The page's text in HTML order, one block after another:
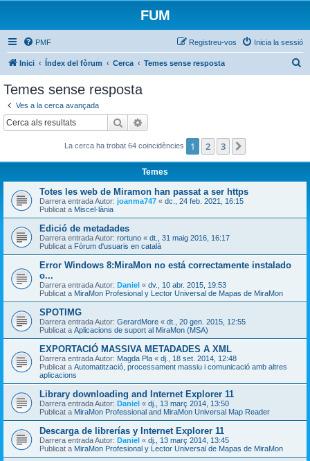
FUM
PMF Inicia la sessió
Registreu-vos
Inici Índex del fòrum Cerca Temes sense resposta
Temes sense resposta
Ves a la cerca avançada
Cerca
La cerca ha trobat 64 coincidències 1 2 3
Temes
Totes les web de Miramon han passat a ser https
Darrera entrada Autor: joanma747 « dc., 24 feb. 2021, 16:15
Publicat a Miscel·lània
Edició de metadades
Darrera entrada Autor: rortuno « dt., 31 maig 2016, 16:17
Publicat a Fòrum d'usuaris en català
Error Windows 8:MiraMon no está correctamente instalado
o...
Darrera entrada Autor: Daniel « dv., 10 abr. 2015, 19:53
Publicat a MiraMon Profesional y Lector Universal de Mapas de MiraMon
SPOTIMG
Darrera entrada Autor: GerardMore « dt., 20 gen. 2015, 12:55
Publicat a Aplicacions de suport al MiraMon (MSA)
EXPORTACIÓ MASSIVA METADADES A XML
Darrera entrada Autor: Magda Pla « dj., 18 set. 2014, 12:48
Publicat a Automatització, processament massiu i comunicació amb altres
aplicacions
Library downloading and Internet Explorer 11
Darrera entrada Autor: Daniel « dj., 13 març 2014, 13:50
Publicat a MiraMon Professional and MiraMon Universal Map Reader
Descarga de librerías y Internet Explorer 11
Darrera entrada Autor: Daniel « dj., 13 març 2014, 13:45
Publicat a MiraMon Profesional y Lector Universal de Mapas de MiraMon